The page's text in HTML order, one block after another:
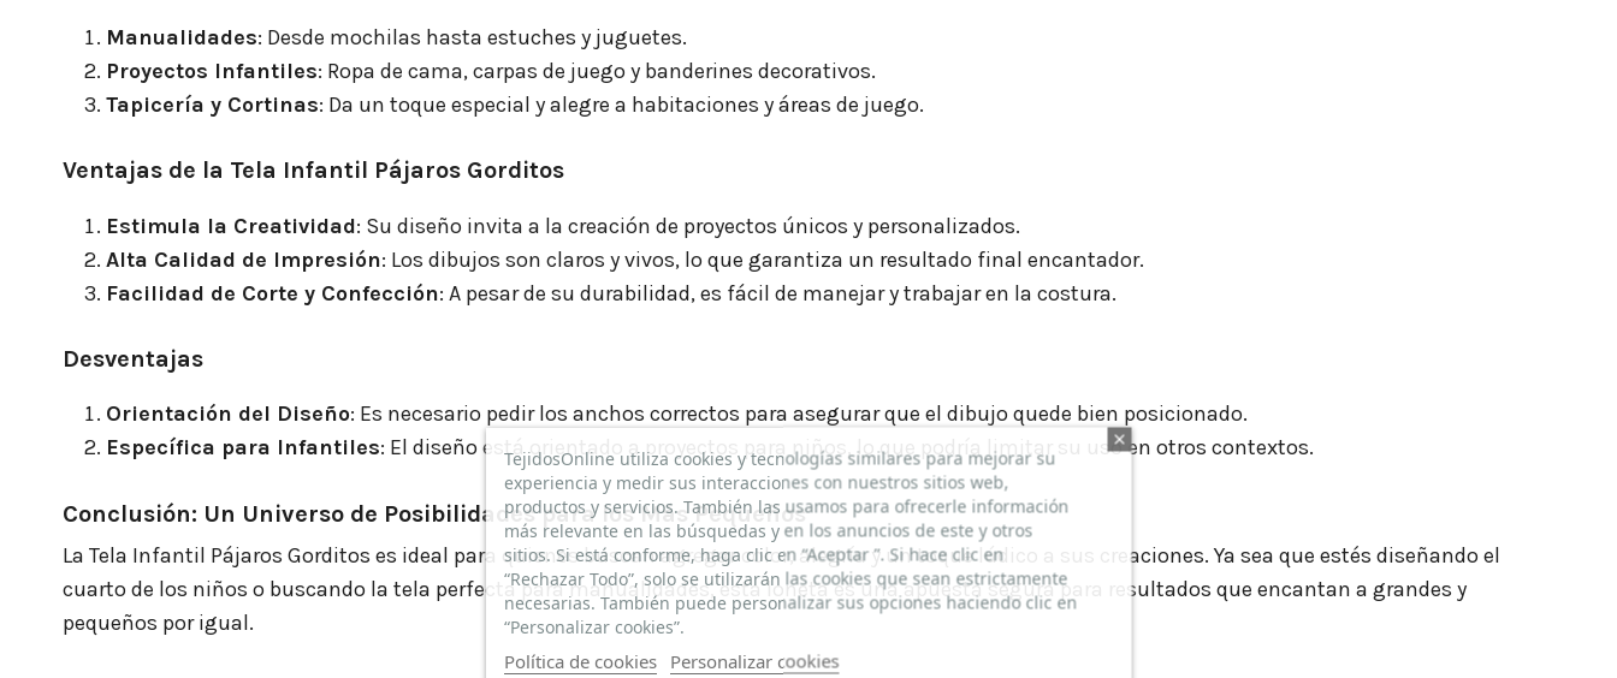
Manualidades: Desde mochilas hasta estuches y juguetes.
Proyectos Infantiles: Ropa de cama, carpas de juego y banderines decorativos.
Tapicería y Cortinas: Da un toque especial y alegre a habitaciones y áreas de juego.
Ventajas de la Tela Infantil Pájaros Gorditos
Estimula la Creatividad: Su diseño invita a la creación de proyectos únicos y personalizados.
Alta Calidad de Impresión: Los dibujos son claros y vivos, lo que garantiza un resultado final encantador.
Facilidad de Corte y Confección: A pesar de su durabilidad, es fácil de manejar y trabajar en la costura.
Desventajas
Orientación del Diseño: Es necesario pedir los anchos correctos para asegurar que el dibujo quede bien posicionado.
Específica para Infantiles: El diseño está orientado a proyectos para niños, lo que podría limitar su uso en otros contextos.
Conclusión: Un Universo de Posibilidades para los Más Pequeños
La Tela Infantil Pájaros Gorditos es ideal para quienes buscan agregar color, alegría y un toque lúdico a sus creaciones. Ya sea que estés diseñando el
cuarto de los niños o buscando la tela perfecta para manualidades, esta loneta es una apuesta segura para resultados que encantan a grandes y
pequeños por igual.
TejidosOnline utiliza cookies y tecnologías similares para mejorar su
experiencia y medir sus interacciones con nuestros sitios web,
productos y servicios. También las usamos para ofrecerle información
más relevante en las búsquedas y en los anuncios de este y otros
sitios. Si está conforme, haga clic en “Aceptar ”. Si hace clic en
“Rechazar Todo”, solo se utilizarán las cookies que sean estrictamente
necesarias. También puede personalizar sus opciones haciendo clic en
“Personalizar cookies”.
Política de cookies Personalizar cookies